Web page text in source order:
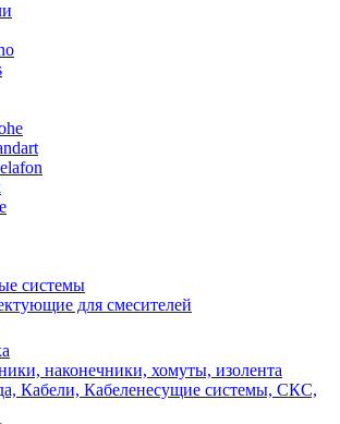
системы
для смесителей
наконечники, хомуты, изолента
Кабели, Кабеленесущие системы, СКС,